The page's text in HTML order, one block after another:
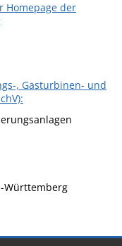
Homepage der
, Gasturbinen- und
Württemberg